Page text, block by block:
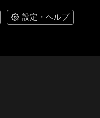
設定・ヘルプ